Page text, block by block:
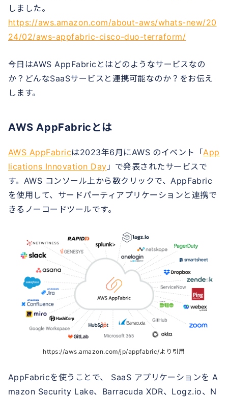
しました。
https://aws.amazon.com/about-aws/whats-new/20
24/02/aws-appfabric-cisco-duo-terraform/
今日はAWS AppFabricとはどのようなサービスなの
か？どんなSaaSサービスと連携可能なのか？をお伝え
します。
AWS AppFabricとは
AWS AppFabricは2023年6月にAWS のイベント「App
lications Innovation Day 」で発表されたサービスで
す。AWS コンソール上から数クリックで、AppFabric
を使用して、サードパーティアプリケーションと連携で
きるノーコードツールです。
https://aws.amazon.com/jp/appfabric/より引用
AppFabricを使うことで、 SaaS アプリケーションを A
mazon Security Lake、Barracuda XDR、Logz.io、N